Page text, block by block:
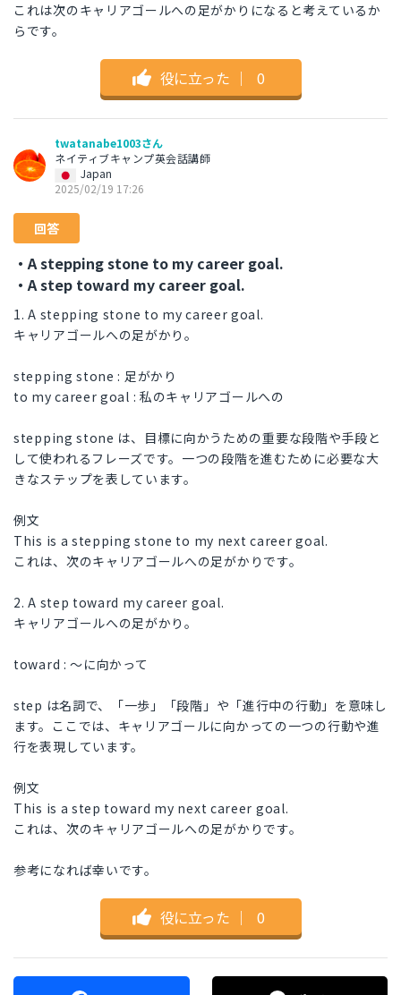
これは次のキャリアゴールへの足がかりになると考えているか
らです。
役に立った ｜ 0
twatanabe1003さん
ネイティブキャンプ英会話講師
Japan
2025/02/19 17:26
回答
・A stepping stone to my career goal.
・A step toward my career goal.
1. A stepping stone to my career goal.
キャリアゴールへの足がかり。
stepping stone : 足がかり
to my career goal : 私のキャリアゴールへの
stepping stone は、目標に向かうための重要な段階や手段と
して使われるフレーズです。一つの段階を進むために必要な大
きなステップを表しています。
例文
This is a stepping stone to my next career goal.
これは、次のキャリアゴールへの足がかりです。
2. A step toward my career goal.
キャリアゴールへの足がかり。
toward : ～に向かって
step は名詞で、「一歩」「段階」や「進行中の行動」を意味し
ます。ここでは、キャリアゴールに向かっての一つの行動や進
行を表現しています。
例文
This is a step toward my next career goal.
これは、次のキャリアゴールへの足がかりです。
参考になれば幸いです。
役に立った ｜ 0